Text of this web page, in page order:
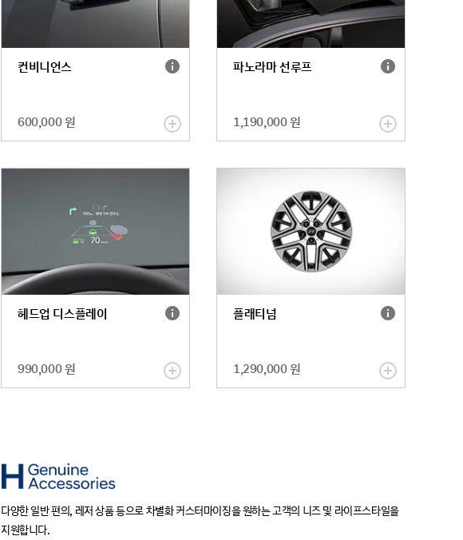
컨비니언스
컨
스
자
600,000 원
파노라마 선루프
파
선
루
1,190,000 원
헤드업 디스플레이
헤
스
플
990,000 원
플래티넘
플
자
세
1,290,000 원
다양한 일반 편의, 레저 상품 등으로 차별화 커스터마이징을 원하는 고객의 니즈 및 라이프스타일을
지원합니다.